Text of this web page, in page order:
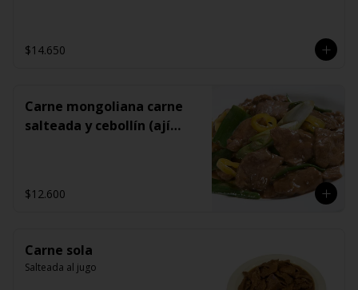
$14.650
Carne mongoliana carne
salteada y cebollín (ají
$12.600
Carne sola
Salteada al jugo